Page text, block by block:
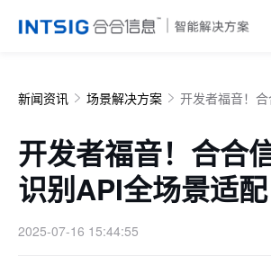
新闻资讯 场景解决方案
开发者福音！合合
识别API全场景适配
2025-07-16 15:44:55